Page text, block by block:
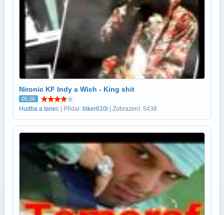
Nironic KF Indy a Wich - King shit
05:26
Hudba a tanec | Přidal: biker610i | Zobrazení: 5438